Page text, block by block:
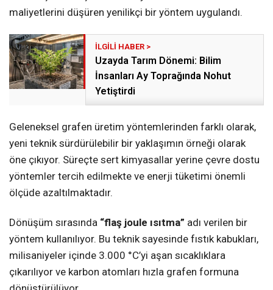
maliyetlerini düşüren yenilikçi bir yöntem uygulandı.
Uzayda Tarım Dönemi: Bilim
İnsanları Ay Toprağında Nohut
Yetiştirdi
Geleneksel grafen üretim yöntemlerinden farklı olarak,
yeni teknik sürdürülebilir bir yaklaşımın örneği olarak
öne çıkıyor. Süreçte sert kimyasallar yerine çevre dostu
yöntemler tercih edilmekte ve enerji tüketimi önemli
ölçüde azaltılmaktadır.
Dönüşüm sırasında “flaş joule ısıtma” adı verilen bir
yöntem kullanılıyor. Bu teknik sayesinde fıstık kabukları,
milisaniyeler içinde 3.000 °C’yi aşan sıcaklıklara
çıkarılıyor ve karbon atomları hızla grafen formuna